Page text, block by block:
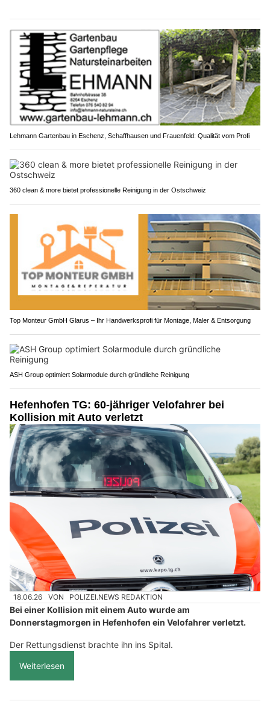
Lehmann Gartenbau in Eschenz, Schaffhausen und Frauenfeld: Qualität vom Profi
360 clean & more bietet professionelle Reinigung in der Ostschweiz
Top Monteur GmbH Glarus – Ihr Handwerksprofi für Montage, Maler & Entsorgung
ASH Group optimiert Solarmodule durch gründliche Reinigung
Hefenhofen TG: 60-jähriger Velofahrer bei
Kollision mit Auto verletzt
18.06.26 VON POLIZEI.NEWS REDAKTION
Bei einer Kollision mit einem Auto wurde am
Donnerstagmorgen in Hefenhofen ein Velofahrer verletzt.
Der Rettungsdienst brachte ihn ins Spital.
Weiterlesen